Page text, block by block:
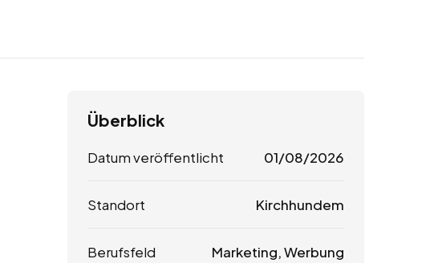
Überblick
Datum veröffentlicht 01/08/2026
Standort Kirchhundem
Berufsfeld Marketing, Werbung